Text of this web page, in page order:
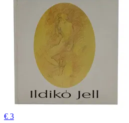
€ 3